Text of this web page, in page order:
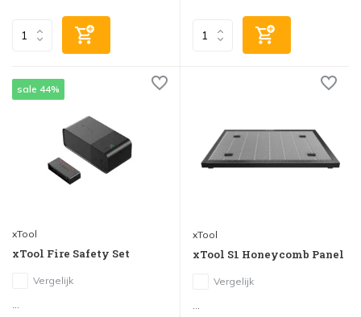
sale 44%
xTool
xTool Fire Safety Set
Vergelijk
xTool
xTool S1 Honeycomb Panel
Vergelijk